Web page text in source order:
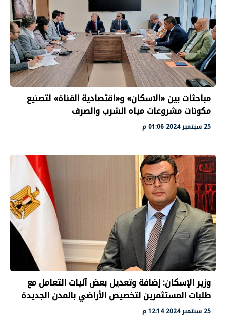
مباحثات بين «الاسكان» و«اقتصادية القناة» لتصنيع
مكونات مشروعات مياه الشرب والصرف
25 سبتمبر 2024 01:06 م
وزير الإسكان: إضافة وتعديل بعض آليات التعامل مع
طلبات المستثمرين لتخصيص الأراضي بالمدن الجديدة
25 سبتمبر 2024 12:14 م